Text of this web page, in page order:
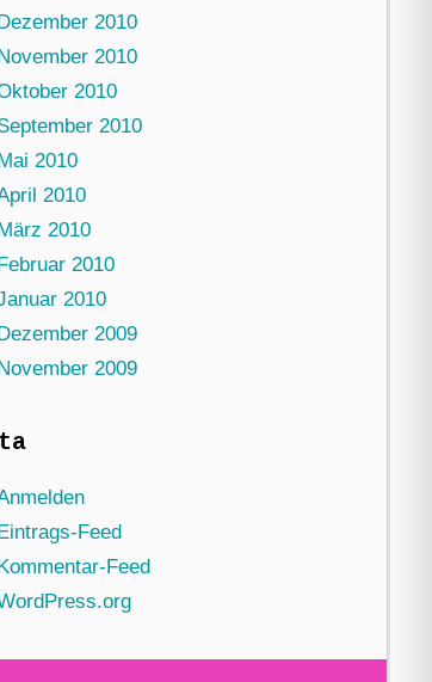
2010
2010
2010
2010
2010
2010
2010
2010
2010
2009
2009
Feed
Feed